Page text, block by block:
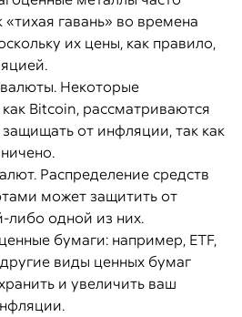
гавань» во времена
их цены, как правило,
Некоторые
Bitcoin, рассматриваются
от инфляции, так как
Распределение средств
может защитить от
либо одной из них.
бумаги: например, ETF,
виды ценных бумаг
и увеличить ваш